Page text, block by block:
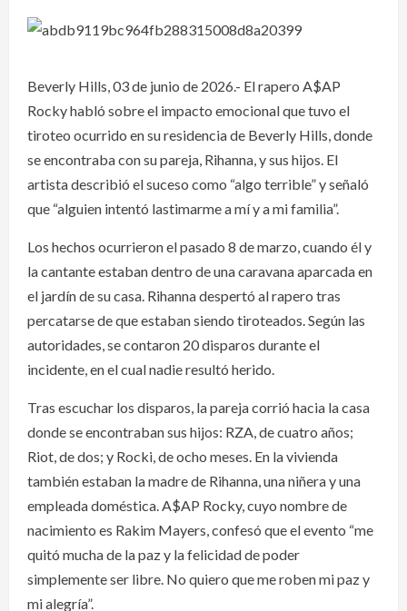
Beverly Hills, 03 de junio de 2026.- El rapero A$AP
Rocky habló sobre el impacto emocional que tuvo el
tiroteo ocurrido en su residencia de Beverly Hills, donde
se encontraba con su pareja, Rihanna, y sus hijos. El
artista describió el suceso como “algo terrible” y señaló
que “alguien intentó lastimarme a mí y a mi familia”.
Los hechos ocurrieron el pasado 8 de marzo, cuando él y
la cantante estaban dentro de una caravana aparcada en
el jardín de su casa. Rihanna despertó al rapero tras
percatarse de que estaban siendo tiroteados. Según las
autoridades, se contaron 20 disparos durante el
incidente, en el cual nadie resultó herido.
Tras escuchar los disparos, la pareja corrió hacia la casa
donde se encontraban sus hijos: RZA, de cuatro años;
Riot, de dos; y Rocki, de ocho meses. En la vivienda
también estaban la madre de Rihanna, una niñera y una
empleada doméstica. A$AP Rocky, cuyo nombre de
nacimiento es Rakim Mayers, confesó que el evento “me
quitó mucha de la paz y la felicidad de poder
simplemente ser libre. No quiero que me roben mi paz y
mi alegría”.